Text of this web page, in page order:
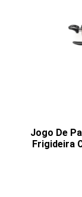
Jogo De
Frigideira